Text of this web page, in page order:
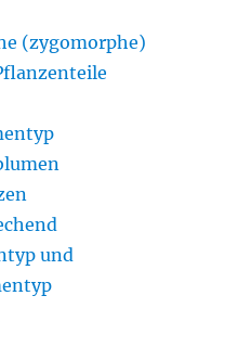
(zygomorphe)
und